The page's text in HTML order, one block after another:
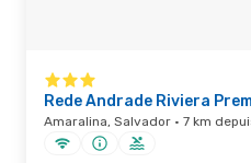
Rede Andrade Riviera
Amaralina, Salvador · 7 km